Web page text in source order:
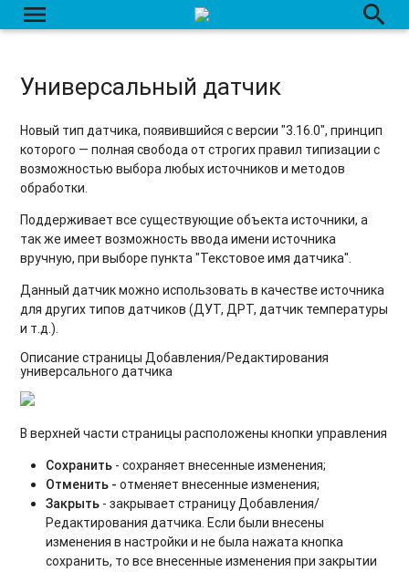
menu search
Универсальный датчик
Новый тип датчика, появившийся с версии "3.16.0", принцип
которого — полная свобода от строгих правил типизации с
возможностью выбора любых источников и методов
обработки.
Поддерживает все существующие объекта источники, а
так же имеет возможность ввода имени источника
вручную, при выборе пункта "Текстовое имя датчика".
Данный датчик можно использовать в качестве источника
для других типов датчиков (ДУТ, ДРТ, датчик температуры
и т.д.).
Описание страницы Добавления/Редактирования
универсального датчика
В верхней части страницы расположены кнопки управления
Сохранить - сохраняет внесенные изменения;
Отменить -отменяет внесенные изменения;
Закрыть - закрывает страницу Добавления/
Редактирования датчика. Если были внесены
изменения в настройки и не была нажата кнопка
сохранить, то все внесенные изменения при закрытии